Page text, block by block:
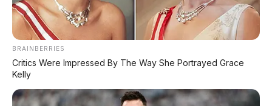
FACEBOOK KAMI
BRAINBERRIES
Critics Were Impressed By The Way She Portrayed Grace
Kelly